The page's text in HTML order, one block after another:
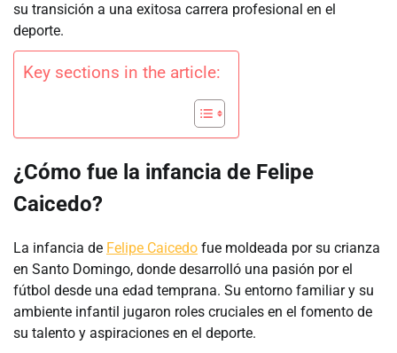
su transición a una exitosa carrera profesional en el
deporte.
Key sections in the article:
¿Cómo fue la infancia de Felipe
Caicedo?
La infancia de Felipe Caicedo fue moldeada por su crianza
en Santo Domingo, donde desarrolló una pasión por el
fútbol desde una edad temprana. Su entorno familiar y su
ambiente infantil jugaron roles cruciales en el fomento de
su talento y aspiraciones en el deporte.